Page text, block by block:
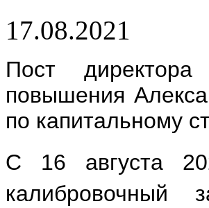
17.08.2021
Пост
повышения
по капитальному
С 16 августа
калибровочный